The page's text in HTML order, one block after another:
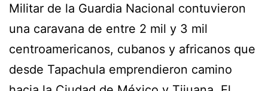
Militar de la Guardia Nacional contuvieron
una caravana de entre 2 mil y 3 mil
centroamericanos, cubanos y africanos que
desde Tapachula emprendieron camino